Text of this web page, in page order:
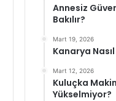
Annesiz
Bakılır?
Mart 19, 2026
Kanarya Nasıl
Mart 12, 2026
Kuluçka
Yükselmiyor?